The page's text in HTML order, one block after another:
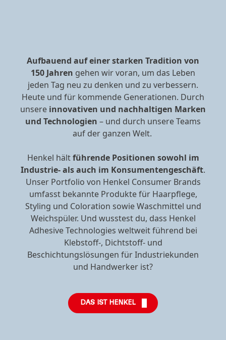
Aufbauend auf einer starken Tradition von
150 Jahren gehen wir voran, um das Leben
jeden Tag neu zu denken und zu verbessern.
Heute und für kommende Generationen. Durch
unsere innovativen und nachhaltigen Marken
und Technologien – und durch unsere Teams
auf der ganzen Welt.
Henkel hältführende Positionen sowohl im
Industrie- als auch im Konsumentengeschäft.
Unser Portfolio von Henkel Consumer Brands
umfasst bekannte Produkte für Haarpflege,
Styling und Coloration sowie Waschmittel und
Weichspüler. Und wusstest du, dass Henkel
Adhesive Technologies weltweit führend bei
Klebstoff-, Dichtstoff- und
Beschichtungslösungen für Industriekunden
und Handwerker ist?
DAS IST HENKEL